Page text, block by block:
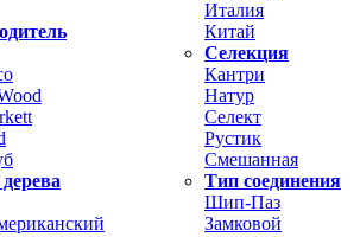
Италия
Китай
Селекция
Кантри
Натур
Селект
Рустик
Смешанная
Тип соединения
Шип-Паз
Замковой